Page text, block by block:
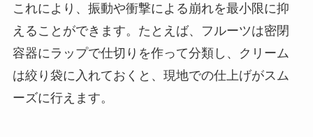
これにより、振動や衝撃による崩れを最小限に抑
えることができます。たとえば、フルーツは密閉
容器にラップで仕切りを作って分類し、クリーム
は絞り袋に入れておくと、現地での仕上げがスム
ーズに行えます。